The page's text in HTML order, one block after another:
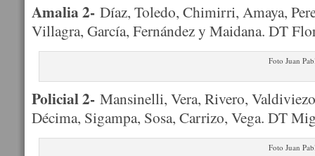
Amalia 2- Díaz, Toledo, Chimirri, Amaya,
Villagra, García, Fernández y Maidana. DT
Foto Juan
Policial 2- Mansinelli, Vera, Rivero,
Décima, Sigampa, Sosa, Carrizo, Vega. DT
Foto Juan